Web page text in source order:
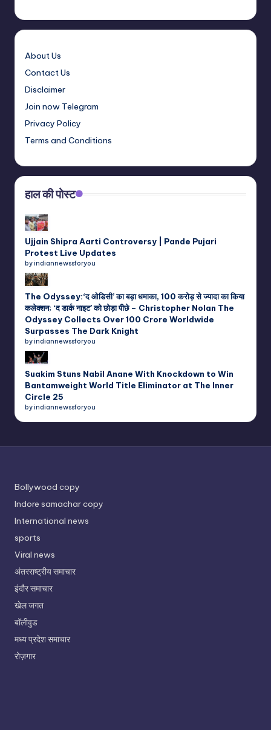
About Us
Contact Us
Disclaimer
Join now Telegram
Privacy Policy
Terms and Conditions
हाल की पोस्ट
Ujjain Shipra Aarti Controversy | Pande Pujari
Protest Live Updates
by indiannewssforyou
The Odyssey:‘द ओडिसी’ का बड़ा धमाका, 100 करोड़ से ज्यादा का किया
कलेक्शन; ‘द डार्क नाइट’ को छोड़ा पीछे – Christopher Nolan The
Odyssey Collects Over 100 Crore Worldwide
Surpasses The Dark Knight
by indiannewssforyou
Suakim Stuns Nabil Anane With Knockdown to Win
Bantamweight World Title Eliminator at The Inner
Circle 25
by indiannewssforyou
Bollywood copy
Indore samachar copy
International news
sports
Viral news
अंतरराष्ट्रीय समाचार
इंदौर समाचार
खेल जगत
बॉलीवुड
मध्य प्रदेश समाचार
रोज़गार